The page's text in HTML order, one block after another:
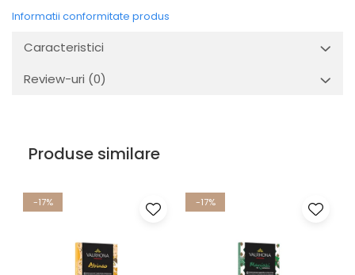
Informatii conformitate produs
Caracteristici
Review-uri (0)
Produse similare
-17% -17%